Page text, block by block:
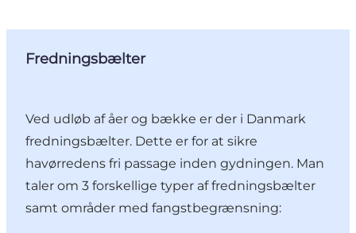
Fredningsbælter
Ved udløb af åer og bække er der i Danmark
fredningsbælter. Dette er for at sikre
havørredens fri passage inden gydningen. Man
taler om 3 forskellige typer af fredningsbælter
samt områder med fangstbegrænsning: